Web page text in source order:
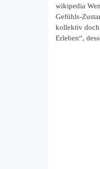
wikipedia
Gefühls-
kollektiv
Erleben“,